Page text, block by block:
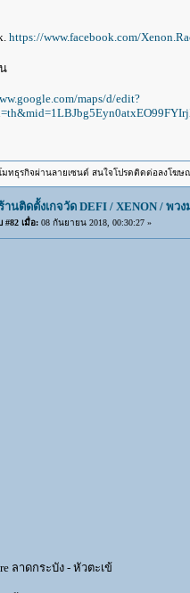
https://www.facebook.com/
maps/d/edit?
มทธุรกิจผ่านลายเซนต์ สนใจโปรดติดต่อลงโฆษ
านติดตั้งเกจวัด DEFI / XENON / พว
#82 เมื่อ:08 กันยายน 2018, 00:30:27 »
ลาดกระบัง - หัวตะเข้